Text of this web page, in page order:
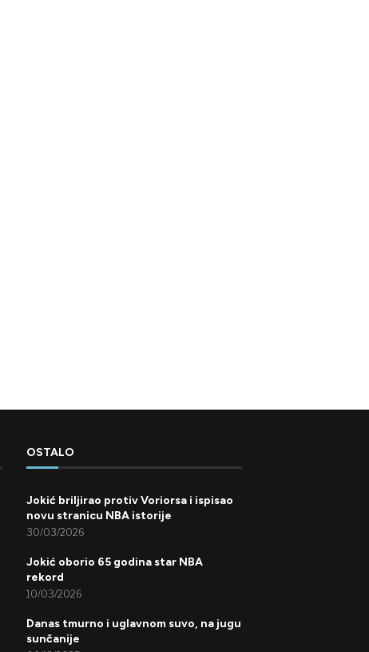
OSTALO
Jokić briljirao protiv Voriorsa i ispisao
novu stranicu NBA istorije
30/03/2026
Jokić oborio 65 godina star NBA
rekord
10/03/2026
Danas tmurno i uglavnom suvo, na jugu
sunčanije